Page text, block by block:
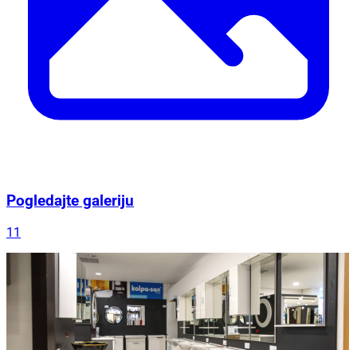
Pogledajte galeriju
11